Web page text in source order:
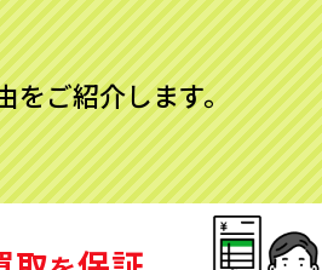
をご紹介します。